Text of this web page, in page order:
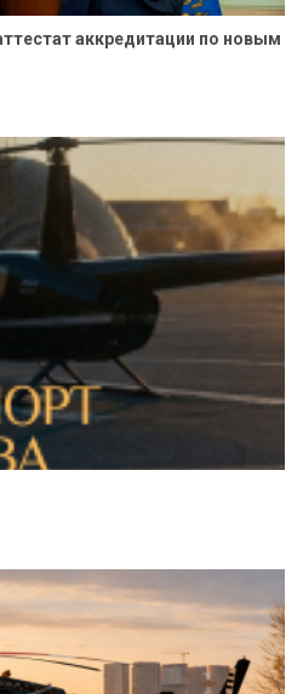
аккредитации по новым